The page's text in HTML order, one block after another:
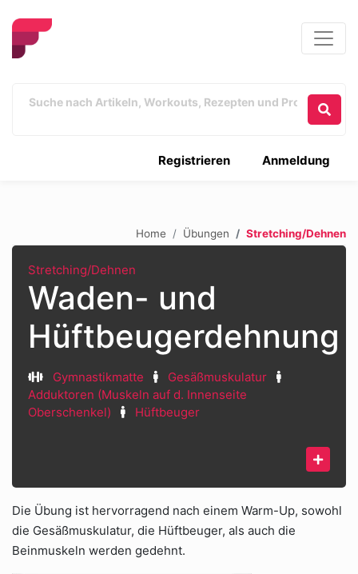
Anmeldung
Registrieren
Home Übungen Stretching/Dehnen
Stretching/Dehnen
Waden- und
Hüftbeugerdehnung
Gymnastikmatte
Gesäßmuskulatur
Adduktoren (Muskeln auf d. Innenseite
Oberschenkel)
Hüftbeuger
Die Übung ist hervorragend nach einem Warm-Up, sowohl
die Gesäßmuskulatur, die Hüftbeuger, als auch die
Beinmuskeln werden gedehnt.